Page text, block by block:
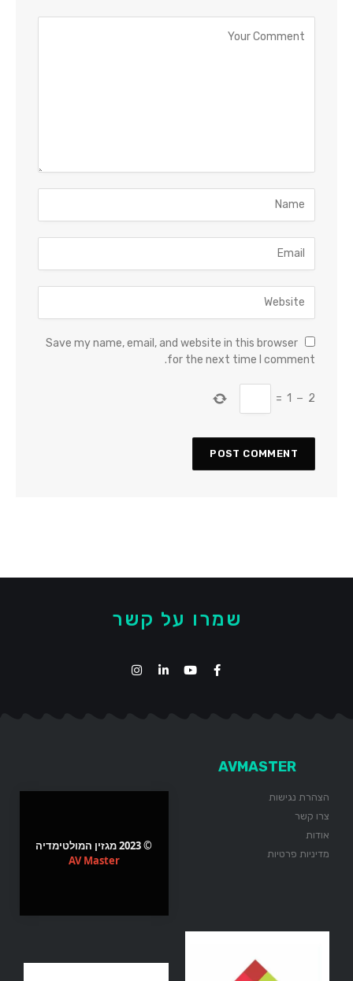
Save my name, email, and website in this browser
for the next time I comment.
2
−
1
=
שמרו על קשר
AVMASTER
הצהרת נגישות
צרו קשר
אודות
מדיניות פרטיות
© 2023 מגזין המולטימדיה
AV Master